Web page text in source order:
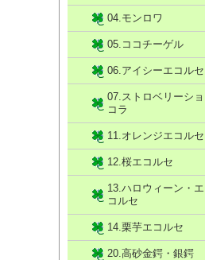
04.モンロワ
05.ココチーゲル
06.アイシーエコルセ
07.ストロベリーショ
コラ
11.オレンジエコルセ
12.桜エコルセ
13.ハロウィーン・エ
コルセ
14.栗芋エコルセ
20.高砂金鍔・銀鍔